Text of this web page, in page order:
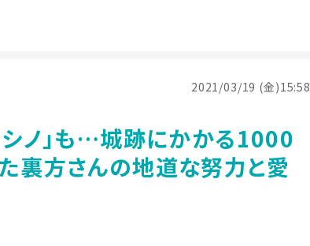
2021/03/19 (金)15:58
ノ」も…城跡にかかる1000
裏方さんの地道な努力と愛